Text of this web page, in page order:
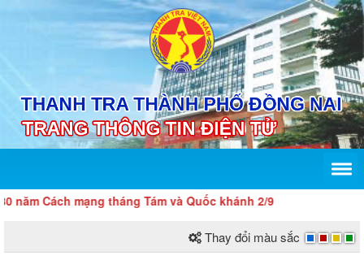
Cách mạng tháng Tám và Quốc khánh 2/9
Thay đổi màu sắc